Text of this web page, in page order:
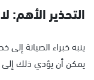
التحذير الأهم:
ينبه خبراء الصيانة
يمكن أن يؤدي ذلك